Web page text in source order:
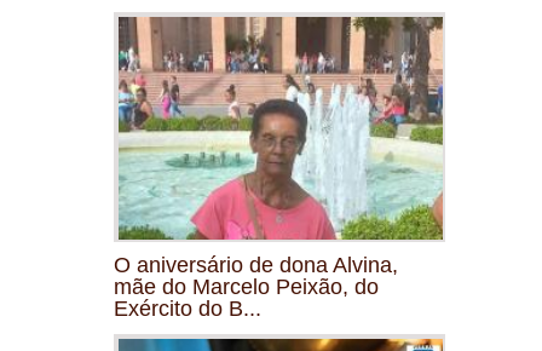
O aniversário de dona Alvina,
mãe do Marcelo Peixão, do
Exército do B...